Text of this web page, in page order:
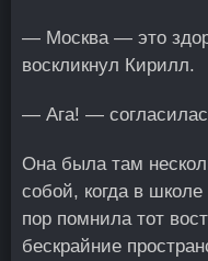
— Москва — это
воскликнул Кирилл.
— Ага! —
Она была там
собой, когда в
пор помнила тот
бескрайние